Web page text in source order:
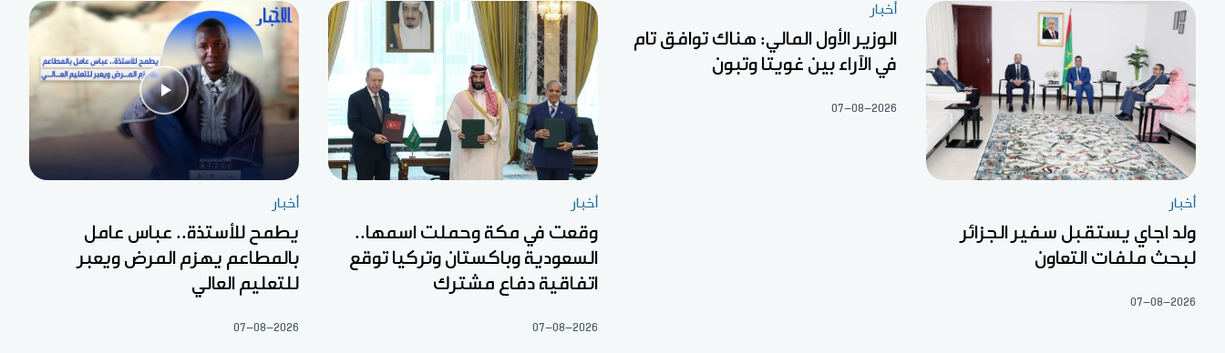
أخبار
ولد اجاي يستقبل سفير الجزائر
لبحث ملفات التعاون
07-08-2026
أخبار
الوزير الأول المالي: هناك توافق تام
في الآراء بين غويتا وتبون
07-08-2026
أخبار
وقعت في مكة وحملت اسمها..
السعودية وباكستان وتركيا توقع
اتفاقية دفاع مشترك
07-08-2026
أخبار
يطمح للأستذة.. عباس عامل
بالمطاعم يهزم المرض ويعبر
للتعليم العالي
07-08-2026